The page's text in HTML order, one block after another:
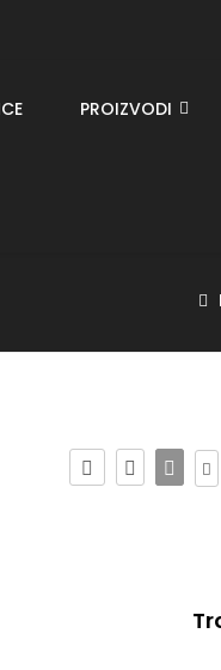
PROIZVODI